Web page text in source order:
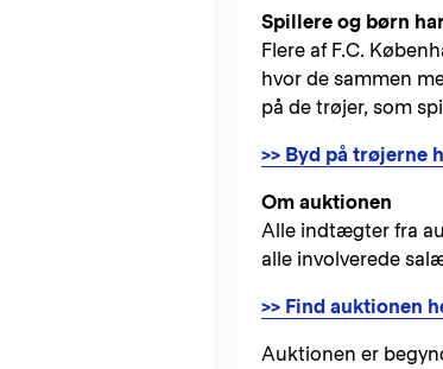
Spillere og børn
Flere af F.C.
hvor de sammen
på de trøjer, som
>> Byd på trøjerne
Om auktionen
Alle indtægter fra
alle involverede
>> Find auktionen
Auktionen er